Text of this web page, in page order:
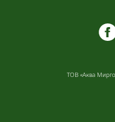
ТОВ «Аква